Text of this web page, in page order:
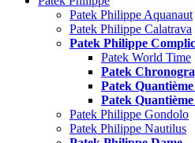
Patek Philippe Aquanaut
Patek Philippe Calatrava
Patek Philippe
Patek World Time
Patek
Patek
Patek
Patek Philippe Gondolo
Patek Philippe Nautilus